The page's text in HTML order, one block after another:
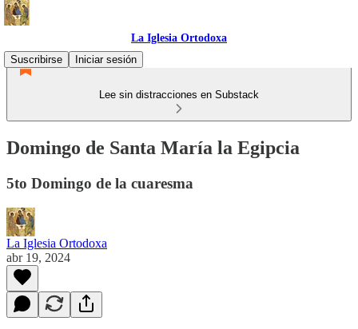
La Iglesia Ortodoxa
Suscribirse
Iniciar sesión
Lee sin distracciones en Substack
Domingo de Santa María la Egipcia
5to Domingo de la cuaresma
La Iglesia Ortodoxa
abr 19, 2024